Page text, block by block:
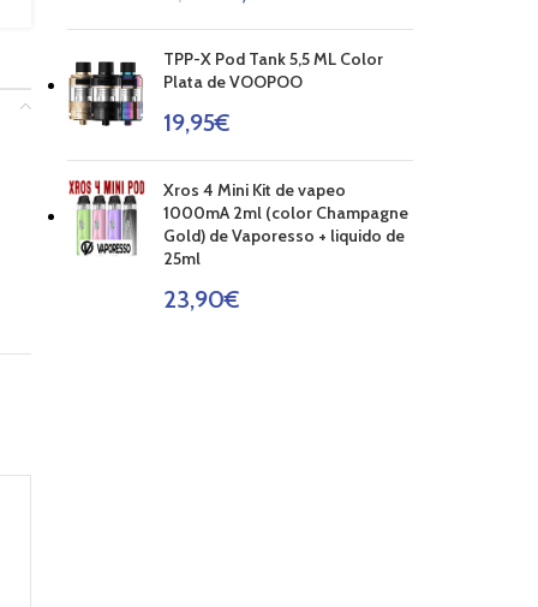
TPP-X Pod Tank 5,5 ML Color
Plata de VOOPOO
19,95€
Xros 4 Mini Kit de vapeo
1000mA 2ml (color Champagne
Gold) de Vaporesso + liquido de
25ml
23,90€